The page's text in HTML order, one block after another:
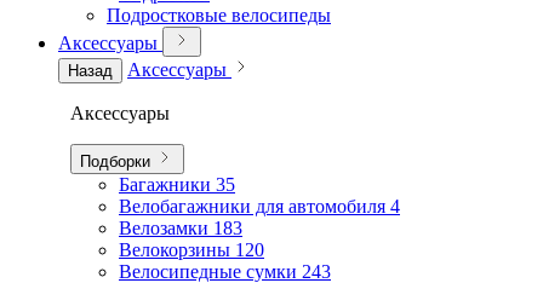
Подростковые велосипеды
Аксессуары
Назад Аксессуары
Аксессуары
Подборки
Багажники 35
Велобагажники для автомобиля 4
Велозамки 183
Велокорзины 120
Велосипедные сумки 243